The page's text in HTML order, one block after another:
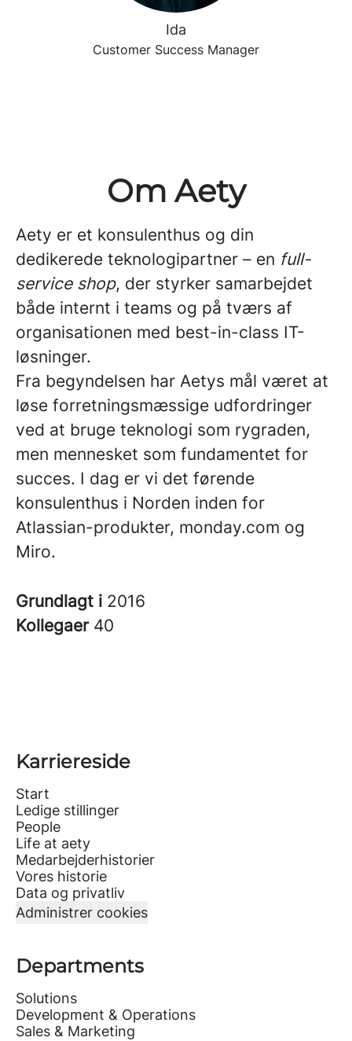
Ida
Customer Success Manager
Om Aety
Aety er et konsulenthus og din
dedikerede teknologipartner – en full-
service shop, der styrker samarbejdet
både internt i teams og på tværs af
organisationen med best-in-class IT-
løsninger.
Fra begyndelsen har Aetys mål været at
løse forretningsmæssige udfordringer
ved at bruge teknologi som rygraden,
men mennesket som fundamentet for
succes. I dag er vi det førende
konsulenthus i Norden inden for
Atlassian-produkter, monday.com og
Miro.
Grundlagt i 2016
Kollegaer 40
Karriereside
Start
Ledige stillinger
People
Life at aety
Medarbejderhistorier
Vores historie
Data og privatliv
Administrer cookies
Departments
Solutions
Development & Operations
Sales & Marketing